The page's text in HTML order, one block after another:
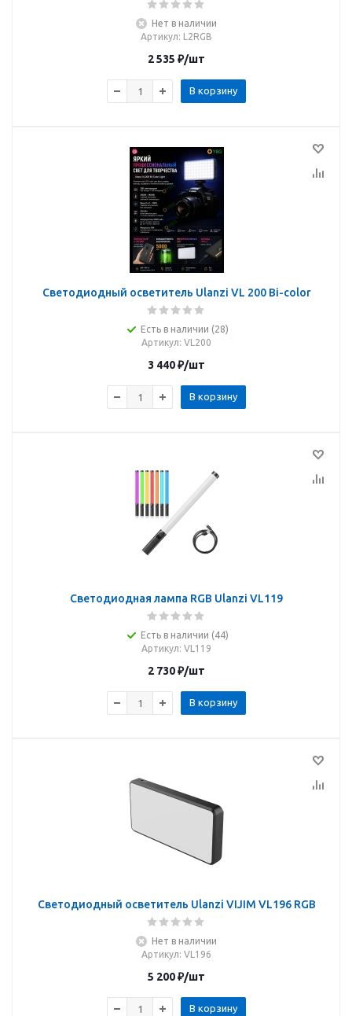
Нет в наличии
Артикул: L2RGB
2 535 ₽/шт
В корзину
Светодиодный осветитель Ulanzi VL 200 Bi-color
Есть в наличии (28)
Артикул: VL200
3 440₽/шт
В корзину
Светодиодная лампа RGB Ulanzi VL119
Есть в наличии (44)
Артикул: VL119
2 730₽/шт
В корзину
Светодиодный осветитель Ulanzi VIJIM VL196 RGB
Нет в наличии
Артикул: VL196
5 200₽/шт
В корзину